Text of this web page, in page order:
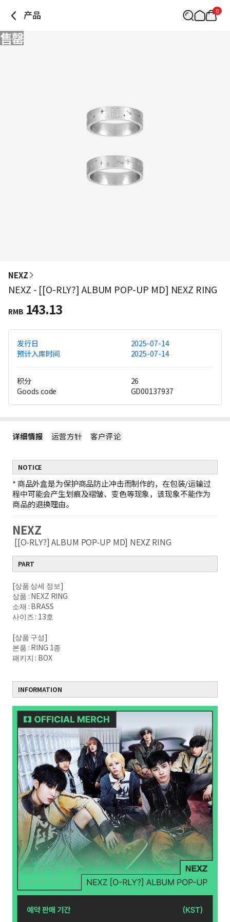
产品 0
售罄
NEXZ
NEXZ - [[O-RLY?] ALBUM POP-UP MD] NEXZ RING
RMB 143.13
发行日
2025-07-14
预计入库时间
2025-07-14
积分
26
Goods code
GD00137937
详细情报 运营方针 客户评论
NOTICE
* 商品外盒是为保护商品防止冲击而制作的，在包装/运输过
程中可能会产生划痕及褶皱、变色等现象，该现象不能作为
商品的退换理由。
NEXZ
[[O-RLY?] ALBUM POP-UP MD] NEXZ RING
PART
[상품 상세 정보]
상품 : NEXZ RING
소재 : BRASS
사이즈 : 13호
[상품 구성]
본품 : RING 1종
패키지 : BOX
INFORMATION